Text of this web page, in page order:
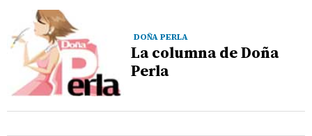
DOÑA PERLA
La columna de Doña
Perla